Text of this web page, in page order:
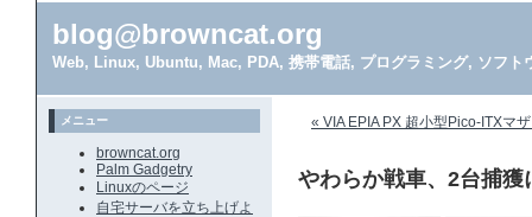
blog@browncat.org
Web, Linux, Ubuntu, Mac, PDA, 携帯電話, プログラミング, ソフト
« VIA EPIA PX 超小型Pico-ITXマ
やわらか戦車、2台捕獲
メニュー
browncat.org
Palm Gadgetry
Linuxのページ
自宅サーバを立ち上げよ